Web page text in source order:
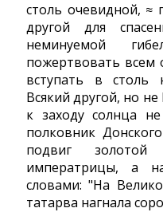
столь очевидной, ≈
другой для
неминуемой
пожертвовать всем
вступать в столь
Всякий другой, но
к заходу солнца
полковник
подвиг
императрицы, а
словами: "На
татарва нагнала